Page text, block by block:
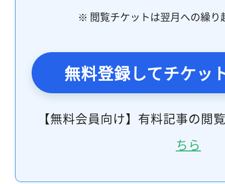
※ 閲覧チケットは翌月への繰り
無料登録してチケッ
【無料会員向け】有料記事の閲
ちら